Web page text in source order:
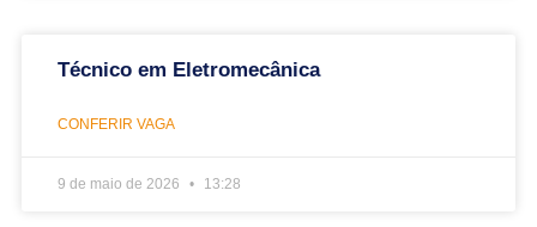
Técnico em Eletromecânica
CONFERIR VAGA
9 de maio de 2026 13:28